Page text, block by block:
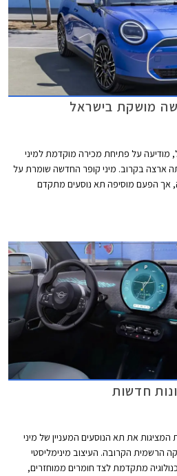
מודיעה על פתיחת מכירה מוקדמת למיני
לקראת הגעתה ארצה בקרוב. מיני קופר החדשה שומרת על
אך הפעם מוסיפה תא נוסעים מתקדם
את תא הנוסעים המעניין של מיני
הרשמית הקרובה. העיצוב מינימליסטי
מתקדמת לצד חומרים ממוחזרים,